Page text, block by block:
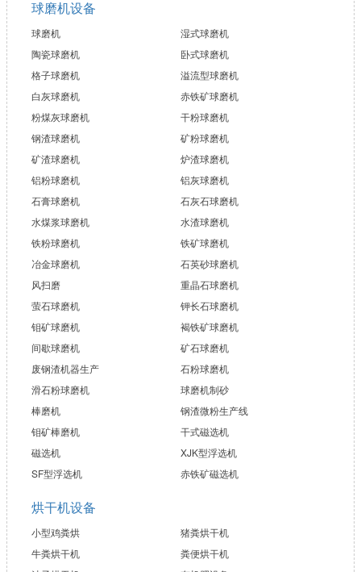
球磨机设备
球磨机
湿式球磨机
陶瓷球磨机
卧式球磨机
格子球磨机
溢流型球磨机
白灰球磨机
赤铁矿球磨机
粉煤灰球磨机
干粉球磨机
钢渣球磨机
矿粉球磨机
矿渣球磨机
炉渣球磨机
铝粉球磨机
铝灰球磨机
石膏球磨机
石灰石球磨机
水煤浆球磨机
水渣球磨机
铁粉球磨机
铁矿球磨机
冶金球磨机
石英砂球磨机
风扫磨
重晶石球磨机
萤石球磨机
钾长石球磨机
钼矿球磨机
褐铁矿球磨机
间歇球磨机
矿石球磨机
废钢渣机器生产
石粉球磨机
滑石粉球磨机
球磨机制砂
棒磨机
钢渣微粉生产线
钼矿棒磨机
干式磁选机
磁选机
XJK型浮选机
SF型浮选机
赤铁矿磁选机
烘干机设备
小型鸡粪烘
猪粪烘干机
牛粪烘干机
粪便烘干机